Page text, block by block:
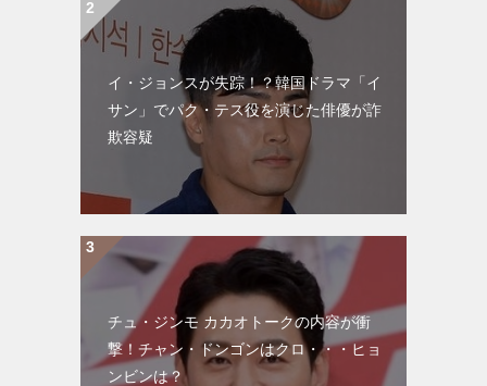
イ・ジョンスが失踪！？韓国ドラマ「イ
サン」でパク・テス役を演じた俳優が詐
欺容疑
チュ・ジンモ カカオトークの内容が衝
撃！チャン・ドンゴンはクロ・・・ヒョ
ンビンは？